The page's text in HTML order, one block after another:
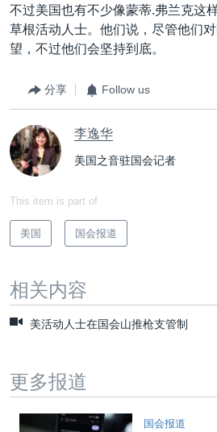
不过美国也有不少像蒙蒂.弗兰克这
草根活动人士。他们说，尽管他们
望，不过他们会坚持到底。
分享 Follow us
李逸华
美国之音驻国会记者
This item is part of
美国 国会报道
相关内容
美活动人士在国会山推枪支管制
更多报道
国会报道